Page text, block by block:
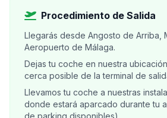
Procedimiento de Salida
Llegarás desde Angosto de Arriba,
Aeropuerto de Málaga.
Dejas tu coche en nuestra
cerca posible de la terminal de
Llevamos tu coche a nuestras
donde estará aparcado durante tu
de parking disponibles)